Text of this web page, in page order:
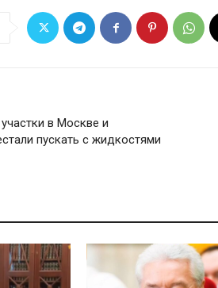
в Москве и
пускать с жидкостями